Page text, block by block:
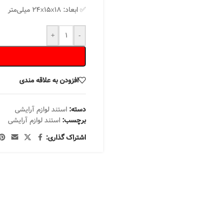
✅ ابعاد: ۲۴x۱۵x۱۸ میلی‌متر
-
+
افزودن به علاقه مندی
دسته: استند لوازم آرایشی
برچسب: استند لوازم آرایشی
اشتراک گذاری: